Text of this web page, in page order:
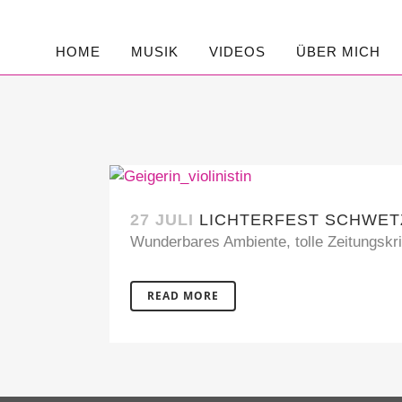
HOME MUSIK VIDEOS ÜBER MICH
27 JULI LICHTERFEST
Wunderbares Ambiente, tolle
READ MORE